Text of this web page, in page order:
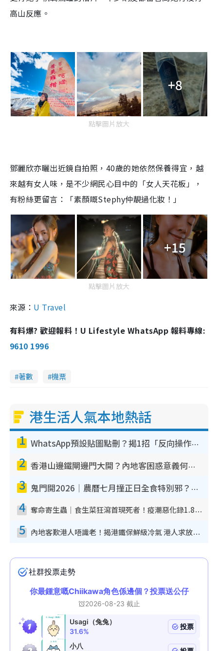
高山反應。
+8
點擊圖片放大
鄧麗欣亦曬出近鏡自拍照，40歲的她依然保養得宜，越
來越有女人味，是不少網民心目中的「女人天花板」，
有粉絲更留言：「素顏嘅Stephy仲靚過化妝！」
+15
點擊圖片放大
來源： U Travel
有料爆? 歡迎報料！U Lifestyle WhatsApp 報料專線:
9610 1996
著數 機票
港生活人氣本地熱話
1 WhatsApp預設貼圖點刪？揭1招「反向操作」還原簡潔介面 附3步實測教學
2 香港山邊鐵閘邊門大開？內地客困惑意義何在！網民神回覆：呢種叫法理性防禦
3 鬼門開2026｜農曆七月撞正日全食特別邪？專家警告切忌做一事！揭4大禁忌+2招保平安
4 奪命寄生蟲｜食生菜狂瀉首現死者！疫潮惡化錄1.8萬宗病例 揭洗菜3大謬誤
5 內地客歎港人唔識老！揭港鐵保鮮級冷氣 港人求放過：咪投訴